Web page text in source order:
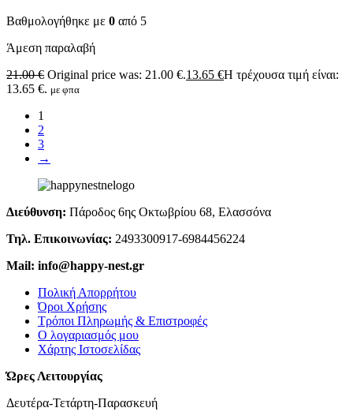
Βαθμολογήθηκε με 0 από 5
Άμεση παραλαβή
21.00€ Original price was: 21.00 €.13.65 €Η τρέχουσα τιμή είναι:
13.65 €. με φπα
1
2
3
→
Διεύθυνση: Πάροδος 6ης Οκτωβρίου 68, Ελασσόνα
Τηλ. Επικοινωνίας: 2493300917-6984456224
Mail: info@happy-nest.gr
Πολική Απορρήτου
Όροι Χρήσης
Τρόποι Πληρωμής & Επιστροφές
Ο λογαριασμός μου
Χάρτης Ιστοσελίδας
Ώρες Λειτουργίας
Δευτέρα-Τετάρτη-Παρασκευή